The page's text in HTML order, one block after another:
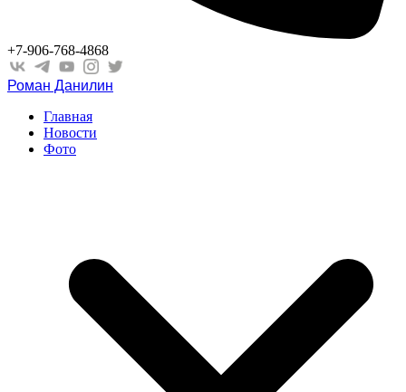
+7-906-768-4868
Роман Данилин
Главная
Новости
Фото